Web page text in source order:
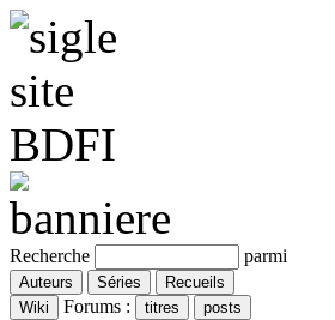
Recherche parmi
Forums :